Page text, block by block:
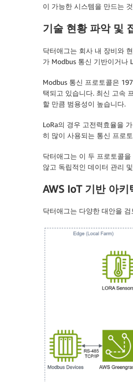
이 가능한 시스템을 만드는
기술 현황 파악 및
닥터애그는 회사 내 장비와
가 Modbus 통신 기반이거나
Modbus 통신 프로토콜은
택되고 있습니다. 최신 고속
할 만큼 범용성이 높습니다.
LoRa의 경우 고전력효율을
히 많이 사용되는 통신 프로
닥터애그는 이 두 프로토콜
않고 독립적인 데이터 관리
AWS IoT 기반 아키
닥터애그는 다양한 대안을